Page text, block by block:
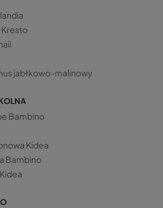
Kresto
jabłkowo-malinowy
Bambino
Kidea
Bambino